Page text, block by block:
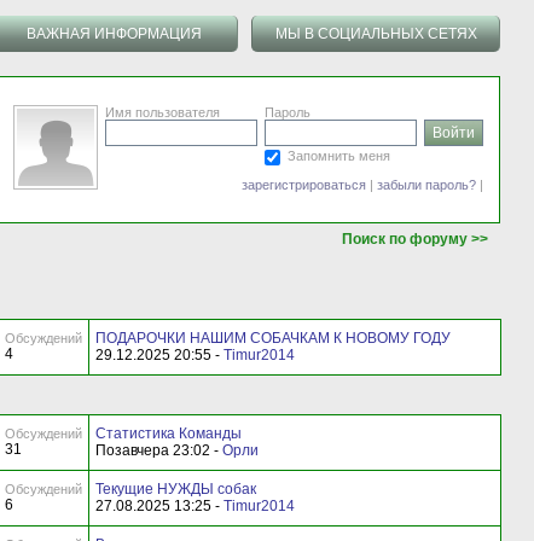
ВАЖНАЯ ИНФОРМАЦИЯ МЫ В СОЦИАЛЬНЫХ СЕТЯХ
Имя пользователя Пароль
Запомнить меня
зарегистрироваться | забыли пароль? |
Поиск по форуму >>
Обсуждений
4
ПОДАРОЧКИ НАШИМ СОБАЧКАМ К НОВОМУ ГОДУ
29.12.2025 20:55 - Timur2014
Обсуждений
31
Статистика Команды
Позавчера 23:02 - Орли
Обсуждений
6
Текущие НУЖДЫ собак
27.08.2025 13:25 - Timur2014